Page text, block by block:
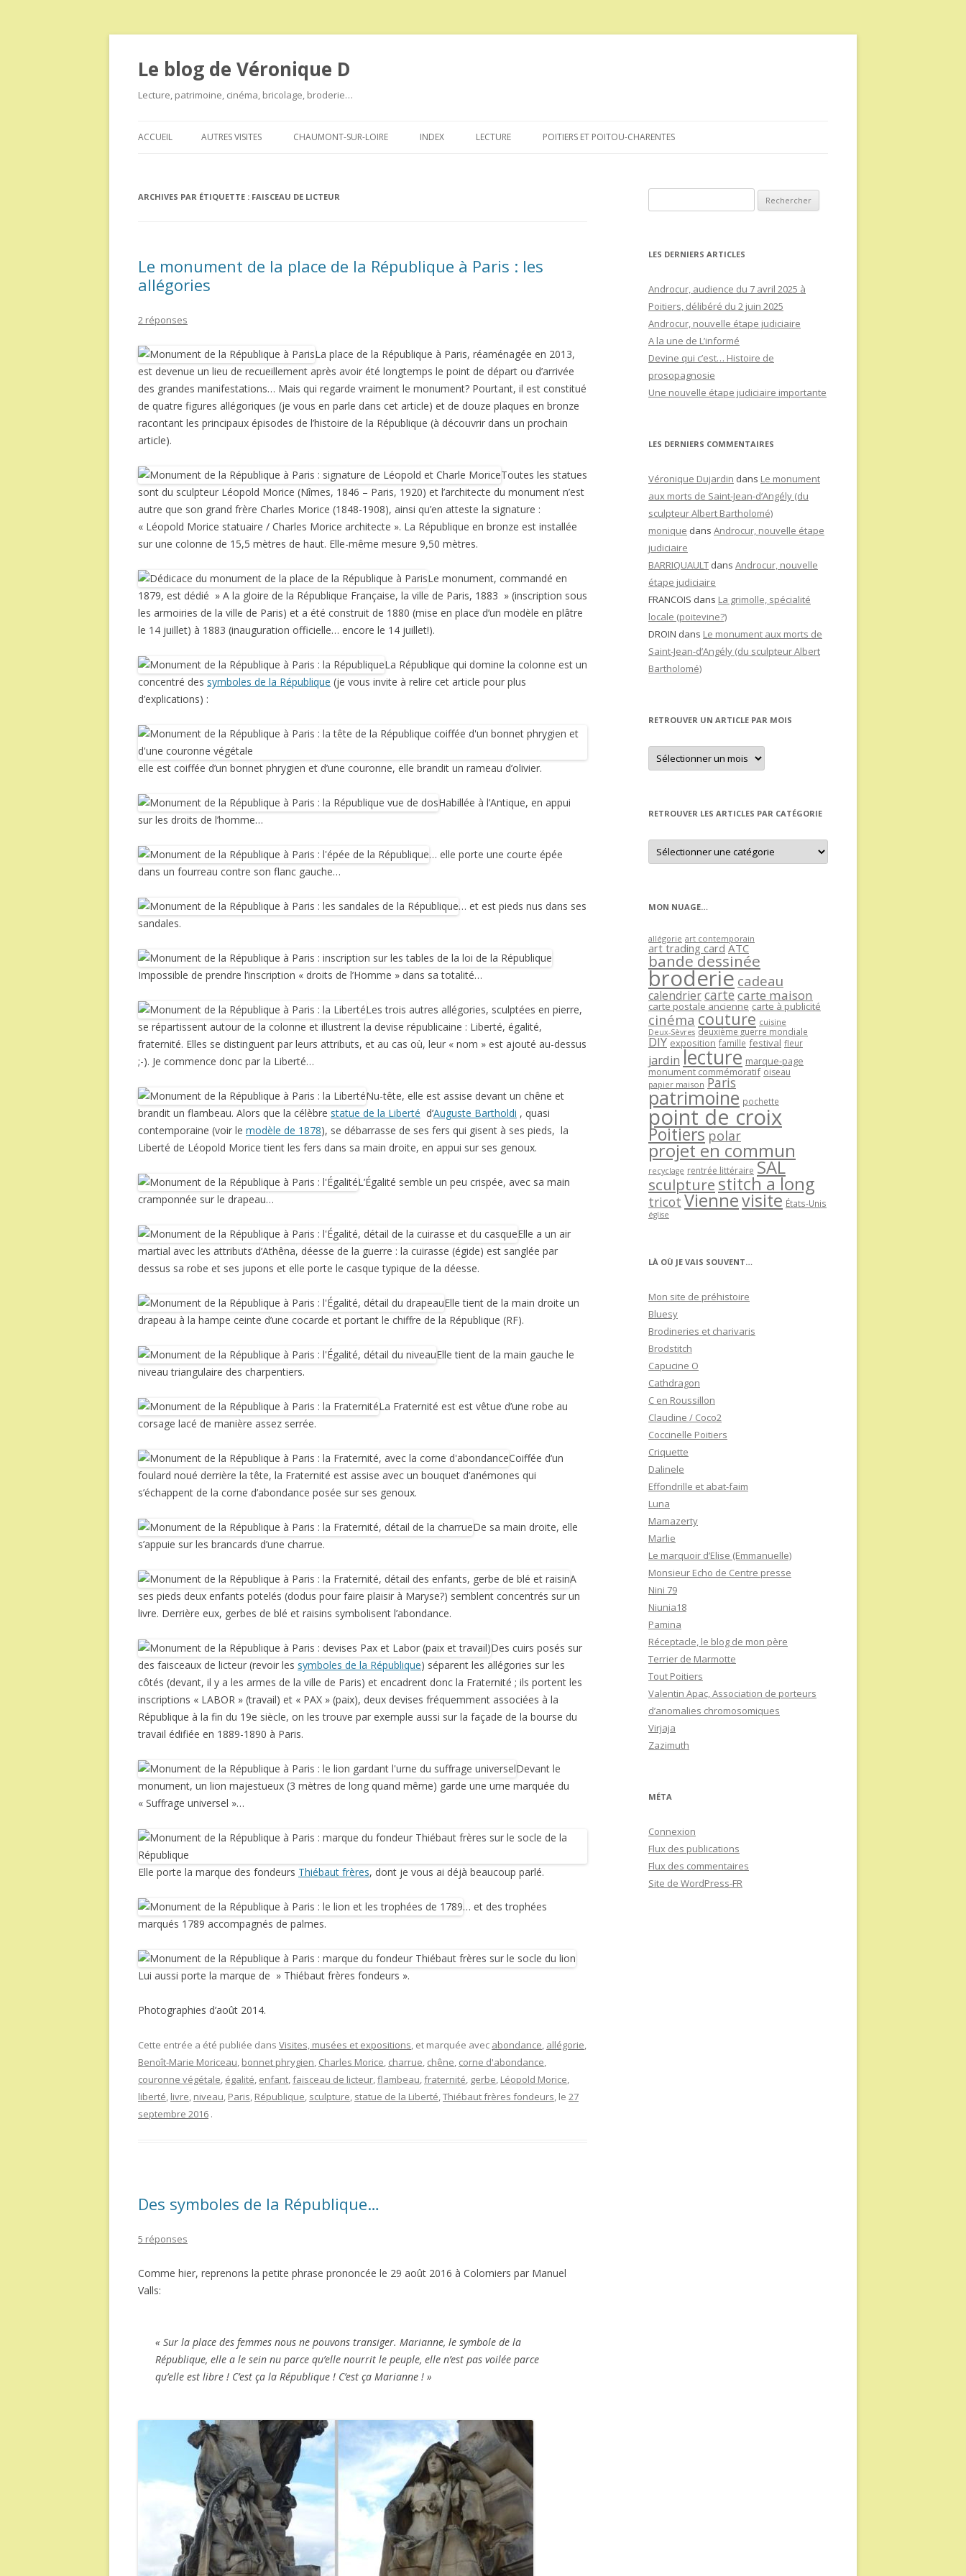
Le blog de Véronique D
Lecture, patrimoine, cinéma, bricolage, broderie…
au
ACCUEIL AUTRES VISITES CHAUMONT-SUR-LOIRE INDEX LECTURE POITIERS ET POITOU-CHARENTES
ARCHIVES PAR ÉTIQUETTE : FAISCEAU DE LICTEUR
Le monument de la place de la République à Paris : les
allégories
2 réponses
La place de la République à Paris, réaménagée en 2013,
est devenue un lieu de recueillement après avoir été longtemps le point de départ ou d’arrivée
des grandes manifestations… Mais qui regarde vraiment le monument? Pourtant, il est constitué
de quatre figures allégoriques (je vous en parle dans cet article) et de douze plaques en bronze
racontant les principaux épisodes de l’histoire de la République (à découvrir dans un prochain
article).
Toutes les statues
sont du sculpteur Léopold Morice (Nîmes, 1846 – Paris, 1920) et l’architecte du monument n’est
autre que son grand frère Charles Morice (1848-1908), ainsi qu’en atteste la signature :
« Léopold Morice statuaire / Charles Morice architecte ». La République en bronze est installée
sur une colonne de 15,5 mètres de haut. Elle-même mesure 9,50 mètres.
Le monument, commandé en
1879, est dédié » A la gloire de la République Française, la ville de Paris, 1883 » (inscription sous
les armoiries de la ville de Paris) et a été construit de 1880 (mise en place d’un modèle en plâtre
le 14 juillet) à 1883 (inauguration officielle… encore le 14 juillet!).
La République qui domine la colonne est un
concentré des symboles de la République (je vous invite à relire cet article pour plus
d’explications) :
elle est coiffée d’un bonnet phrygien et d’une couronne, elle brandit un rameau d’olivier.
Habillée à l’Antique, en appui
sur les droits de l’homme…
… elle porte une courte épée
dans un fourreau contre son flanc gauche…
… et est pieds nus dans ses
sandales.
Impossible de prendre l’inscription « droits de l’Homme » dans sa totalité…
Les trois autres allégories, sculptées en pierre,
se répartissent autour de la colonne et illustrent la devise républicaine : Liberté, égalité,
fraternité. Elles se distinguent par leurs attributs, et au cas où, leur « nom » est ajouté au-dessus
;-). Je commence donc par la Liberté…
Nu-tête, elle est assise devant un chêne et
brandit un flambeau. Alors que la célèbre statue de la Liberté d’Auguste Bartholdi , quasi
contemporaine (voir le modèle de 1878), se débarrasse de ses fers qui gisent à ses pieds, la
Liberté de Léopold Morice tient les fers dans sa main droite, en appui sur ses genoux.
L’Égalité semble un peu crispée, avec sa main
cramponnée sur le drapeau…
Elle a un air
martial avec les attributs d’Athêna, déesse de la guerre : la cuirasse (égide) est sanglée par
dessus sa robe et ses jupons et elle porte le casque typique de la déesse.
Elle tient de la main droite un
drapeau à la hampe ceinte d’une cocarde et portant le chiffre de la République (RF).
Elle tient de la main gauche le
niveau triangulaire des charpentiers.
La Fraternité est est vêtue d’une robe au
corsage lacé de manière assez serrée.
Coiffée d’un
foulard noué derrière la tête, la Fraternité est assise avec un bouquet d’anémones qui
s’échappent de la corne d’abondance posée sur ses genoux.
De sa main droite, elle
s’appuie sur les brancards d’une charrue.
A
ses pieds deux enfants potelés (dodus pour faire plaisir à Maryse?) semblent concentrés sur un
livre. Derrière eux, gerbes de blé et raisins symbolisent l’abondance.
Des cuirs posés sur
des faisceaux de licteur (revoir les symboles de la République) séparent les allégories sur les
côtés (devant, il y a les armes de la ville de Paris) et encadrent donc la Fraternité ; ils portent les
inscriptions « LABOR » (travail) et « PAX » (paix), deux devises fréquemment associées à la
République à la fin du 19e siècle, on les trouve par exemple aussi sur la façade de la bourse du
travail édifiée en 1889-1890 à Paris.
Devant le
monument, un lion majestueux (3 mètres de long quand même) garde une urne marquée du
« Suffrage universel »…
Elle porte la marque des fondeurs Thiébaut frères, dont je vous ai déjà beaucoup parlé.
… et des trophées
marqués 1789 accompagnés de palmes.
Lui aussi porte la marque de » Thiébaut frères fondeurs ».
Photographies d’août 2014.
Cette entrée a été publiée dans Visites, musées et expositions, et marquée avec abondance, allégorie,
Benoît-Marie Moriceau, bonnet phrygien, Charles Morice, charrue, chêne, corne d'abondance,
couronne végétale, égalité, enfant,faisceau de licteur,flambeau,fraternité, gerbe, Léopold Morice,
liberté, livre, niveau, Paris, République, sculpture, statue de la Liberté,Thiébaut frères fondeurs, le 27
septembre 2016 .
Des symboles de la République…
5 réponses
Comme hier, reprenons la petite phrase prononcée le 29 août 2016 à Colomiers par Manuel
Valls:
« Sur la place des femmes nous ne pouvons transiger. Marianne, le symbole de la
République, elle a le sein nu parce qu’elle nourrit le peuple, elle n’est pas voilée parce
qu’elle est libre ! C’est ça la République ! C’est ça Marianne ! »
LES DERNIERS ARTICLES
Androcur, audience du 7 avril 2025 à
Poitiers, délibéré du 2 juin 2025
Androcur, nouvelle étape judiciaire
A la une de L’informé
Devine qui c’est… Histoire de
prosopagnosie
Une nouvelle étape judiciaire importante
LES DERNIERS COMMENTAIRES
Véronique Dujardin dans Le monument
aux morts de Saint-Jean-d’Angély (du
sculpteur Albert Bartholomé)
monique dans Androcur, nouvelle étape
judiciaire
BARRIQUAULT dans Androcur, nouvelle
étape judiciaire
FRANCOIS dans La grimolle, spécialité
locale (poitevine?)
DROIN dans Le monument aux morts de
Saint-Jean-d’Angély (du sculpteur Albert
Bartholomé)
RETROUVER UN ARTICLE PAR MOIS
Retrouver
un
article
RETROUVER LES ARTICLES PAR CATÉGORIE
Retrouver
les
articles
MON NUAGE…
allégorie art contemporain
art trading card ATC
bande dessinée
broderie cadeau
calendriercartecarte maison
carte postale ancienne carte à publicité
cinéma couture cuisine
Deux-Sèvres deuxième guerre mondiale
DIY exposition famille festival fleur
jardin lecture marque-page
monument commémoratif oiseau
papier maison Paris
patrimoine pochette
point de croix
Poitiers polar
projet en commun
recyclage rentrée littéraire SAL
sculpture stitch a long
tricot Viennevisite États-Unis
église
LÀ OÙ JE VAIS SOUVENT…
Mon site de préhistoire
Bluesy
Brodineries et charivaris
Brodstitch
Capucine O
Cathdragon
C en Roussillon
Claudine / Coco2
Coccinelle Poitiers
Criquette
Dalinele
Effondrille et abat-faim
Luna
Mamazerty
Marlie
Le marquoir d’Elise (Emmanuelle)
Monsieur Echo de Centre presse
Nini 79
Niunia18
Pamina
Réceptacle, le blog de mon père
Terrier de Marmotte
Tout Poitiers
Valentin Apac, Association de porteurs
d’anomalies chromosomiques
Virjaja
Zazimuth
MÉTA
Connexion
Flux des publications
Flux des commentaires
Site de WordPress-FR